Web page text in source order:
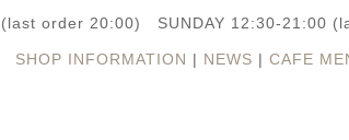
(last order 20:00) SUNDAY 12:30-21:00
SHOP INFORMATION | NEWS | CAFE